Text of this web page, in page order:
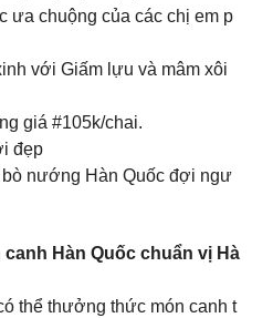
ưa chuộng của các chị em p
với Giấm lựu và mâm xôi
giá #105k/chai.
đẹp
nướng Hàn Quốc đợi ngư
Hàn Quốc chuẩn vị Hà
thể thưởng thức món canh t